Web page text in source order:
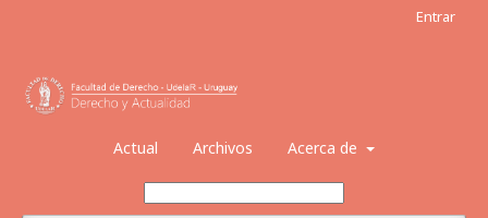
Actual Archivos Acerca de
Entrar